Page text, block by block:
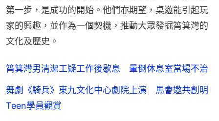
第一步，是成功的開始。他們亦期望，桌遊能引起玩
家的興趣，並作為一個契機，推動大眾發掘筲箕灣的
文化及歷史。
筲箕灣男清潔工疑工作後歇息 暈倒休息室當場不治
舞劇《騎兵》東九文化中心劇院上演 馬會邀共創明
Teen學員觀賞